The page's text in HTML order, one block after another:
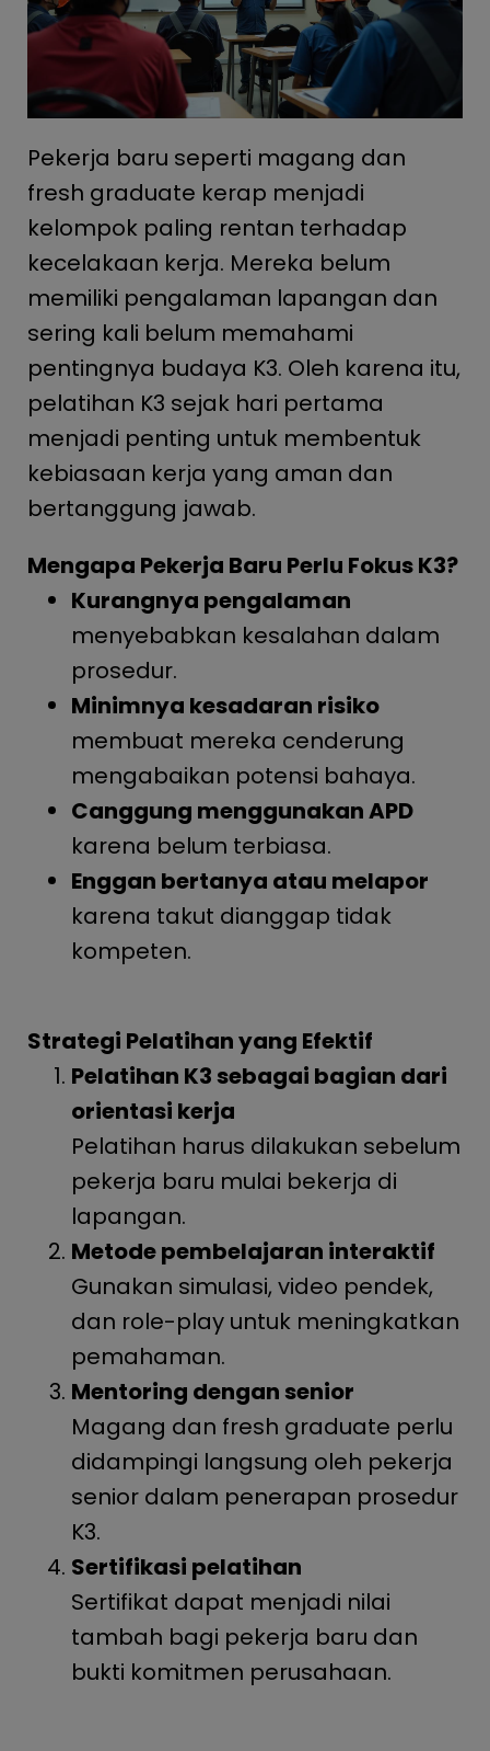
Pekerja baru seperti magang dan
fresh graduate kerap menjadi
kelompok paling rentan terhadap
kecelakaan kerja. Mereka belum
memiliki pengalaman lapangan dan
sering kali belum memahami
pentingnya budaya K3. Oleh karena itu,
pelatihan K3 sejak hari pertama
menjadi penting untuk membentuk
kebiasaan kerja yang aman dan
bertanggung jawab.
Mengapa Pekerja Baru Perlu Fokus K3?
Kurangnya pengalaman
menyebabkan kesalahan dalam
prosedur.
Minimnya kesadaran risiko
membuat mereka cenderung
mengabaikan potensi bahaya.
Canggung menggunakan APD
karena belum terbiasa.
Enggan bertanya atau melapor
karena takut dianggap tidak
kompeten.
Strategi Pelatihan yang Efektif
Pelatihan K3 sebagai bagian dari
orientasi kerja
Pelatihan harus dilakukan sebelum
pekerja baru mulai bekerja di
lapangan.
Metode pembelajaran interaktif
Gunakan simulasi, video pendek,
dan role-play untuk meningkatkan
pemahaman.
Mentoring dengan senior
Magang dan fresh graduate perlu
didampingi langsung oleh pekerja
senior dalam penerapan prosedur
K3.
Sertifikasi pelatihan
Sertifikat dapat menjadi nilai
tambah bagi pekerja baru dan
bukti komitmen perusahaan.